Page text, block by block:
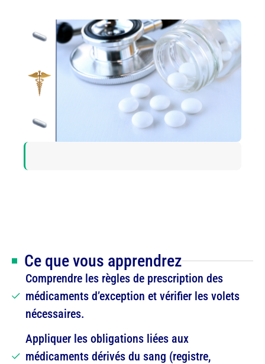
Ce que vous apprendrez
Comprendre les règles de prescription des
médicaments d’exception et vérifier les volets
nécessaires.
Appliquer les obligations liées aux
médicaments dérivés du sang (registre,